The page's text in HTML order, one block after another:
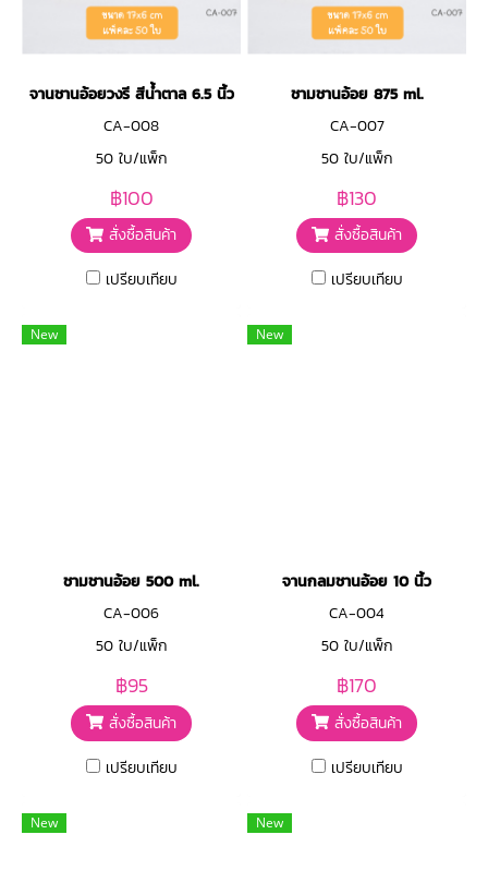
จานชานอ้อยวงรี สีน้ำตาล 6.5 นิ้ว
CA-008
50 ใบ/แพ็ก
฿100
สั่งซื้อสินค้า
เปรียบเทียบ
ชามชานอ้อย 875 ml.
CA-007
50 ใบ/แพ็ก
฿130
สั่งซื้อสินค้า
เปรียบเทียบ
New
ชามชานอ้อย 500 ml.
CA-006
50 ใบ/แพ็ก
฿95
สั่งซื้อสินค้า
เปรียบเทียบ
New
จานกลมชานอ้อย 10 นิ้ว
CA-004
50 ใบ/แพ็ก
฿170
สั่งซื้อสินค้า
เปรียบเทียบ
New New